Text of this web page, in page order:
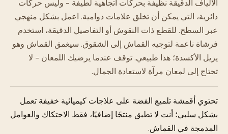
الألياف الدقيقة نظيفة بحركات اتجاهية لطيفة - وليس حركات
دائرية، التي يمكن أن تخلق علامات دوامية. اعمل بشكل منهجي
عبر السطح. للقطع ذات النقوش أو التفاصيل الدقيقة، استخدم
فرشاة ناعمة لتوجيه القماش إلى الشقوق. سيغمق القماش وهو
يزيل الأكسدة؛ هذا طبيعي. توقف عندما يرضيك اللمعان - لا
تحتاج إلى لمعان مرآة لاستعادة الجمال.
تحتوي أقمشة تلميع الفضة على علاجات كيميائية خفيفة تعمل
بشكل سلبي؛ أنت لا تطبق منتجًا إضافيًا، فقط الاحتكاك والعوامل
المدمجة في القماش.